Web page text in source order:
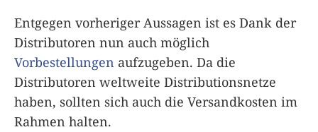
Entgegen vorheriger Aussagen ist es Dank der
Distributoren nun auch möglich
Vorbestellungen aufzugeben. Da die
Distributoren weltweite Distributionsnetze
haben, sollten sich auch die Versandkosten im
Rahmen halten.